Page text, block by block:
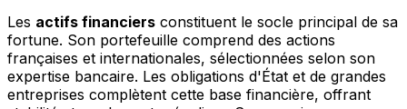
Les actifs financiers constituent le socle principal de sa
fortune. Son portefeuille comprend des actions
françaises et internationales, sélectionnées selon son
expertise bancaire. Les obligations d'État et de grandes
entreprises complètent cette base financière, offrant